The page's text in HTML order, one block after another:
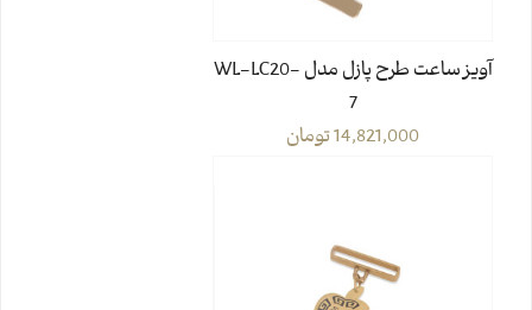
آویز ساعت طرح پازل مدل WL-LC20-
7
14,821,000تومان